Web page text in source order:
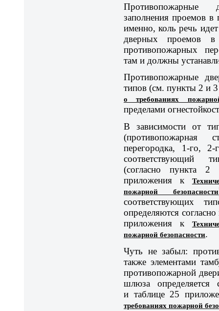
Противопожарные
заполнения проемов
именно, коль речь
дверных проемов в
противопожарных
там и должны
Противопожарные
типов (см. пункты 2 и
о требованиях
пределами
В зависимости от
(противопожарная
перегородка, 1-го,
соответствующий
(согласно пункта
приложения к
пожарной безопасности
соответствующих
определяются
приложения к
пожарной безопасности.
Чуть не забыл:
также элементами
противопожарной
шлюза определяется
и таблице 25
требованиях пожарной